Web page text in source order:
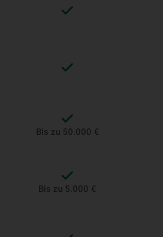
Bis zu 50.000 €
Bis zu 5.000 €